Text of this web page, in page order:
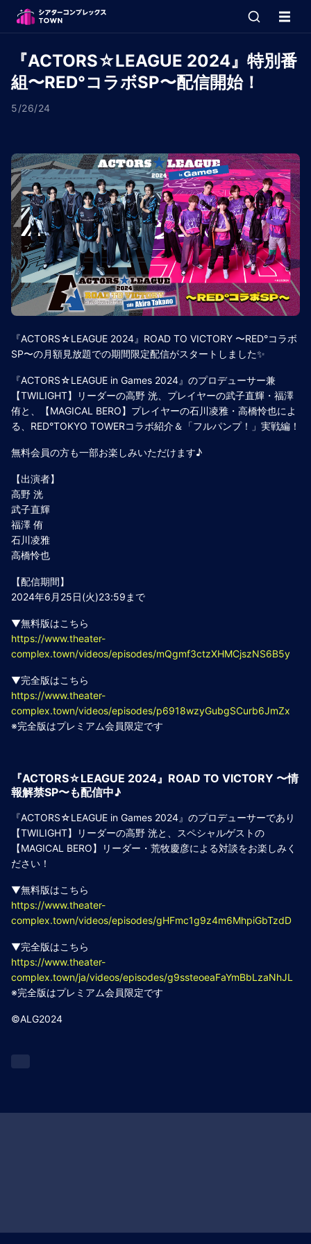
『ACTORS☆LEAGUE 2024』特別番
組〜RED°コラボSP〜配信開始！
5/26/24
『ACTORS☆LEAGUE 2024』ROAD TO VICTORY 〜RED°コラボ
SP〜の月額見放題での期間限定配信がスタートしました✨
『ACTORS☆LEAGUE in Games 2024』のプロデューサー兼
【TWILIGHT】リーダーの高野 洸、プレイヤーの武子直輝・福澤
侑と、【MAGICAL BERO】プレイヤーの石川凌雅・高橋怜也によ
る、RED°TOKYO TOWERコラボ紹介＆「フルパンプ！」実戦編！
無料会員の方も一部お楽しみいただけます♪
【出演者】
高野 洸
武子直輝
福澤 侑
石川凌雅
高橋怜也
【配信期間】
2024年6月25日(火)23:59まで
▼無料版はこちら
https://www.theater-
complex.town/videos/episodes/mQgmf3ctzXHMCjszNS6B5y
▼完全版はこちら
https://www.theater-
complex.town/videos/episodes/p6918wzyGubgSCurb6JmZx
※完全版はプレミアム会員限定です
『ACTORS☆LEAGUE 2024』ROAD TO VICTORY 〜情
報解禁SP〜も配信中♪
『ACTORS☆LEAGUE in Games 2024』のプロデューサーであり
【TWILIGHT】リーダーの高野 洸と、スペシャルゲストの
【MAGICAL BERO】リーダー・荒牧慶彦による対談をお楽しみく
ださい！
▼無料版はこちら
https://www.theater-
complex.town/videos/episodes/gHFmc1g9z4m6MhpiGbTzdD
▼完全版はこちら
https://www.theater-
complex.town/ja/videos/episodes/g9ssteoeaFaYmBbLzaNhJL
※完全版はプレミアム会員限定です
©️ALG2024